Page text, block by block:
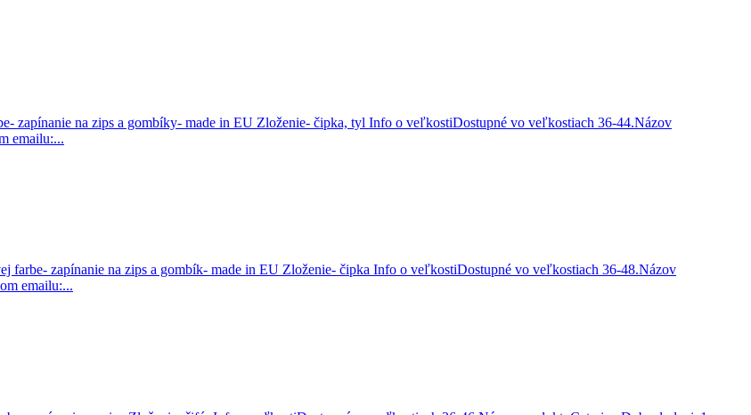
zapínanie na zips a gombíky- made in EU Zloženie- čipka, tyl Info o veľkostiDostupné vo veľkostiach 36-44.Názov
emailu:...
farbe- zapínanie na zips a gombík- made in EU Zloženie- čipka Info o veľkostiDostupné vo veľkostiach 36-48.Názov
emailu:...